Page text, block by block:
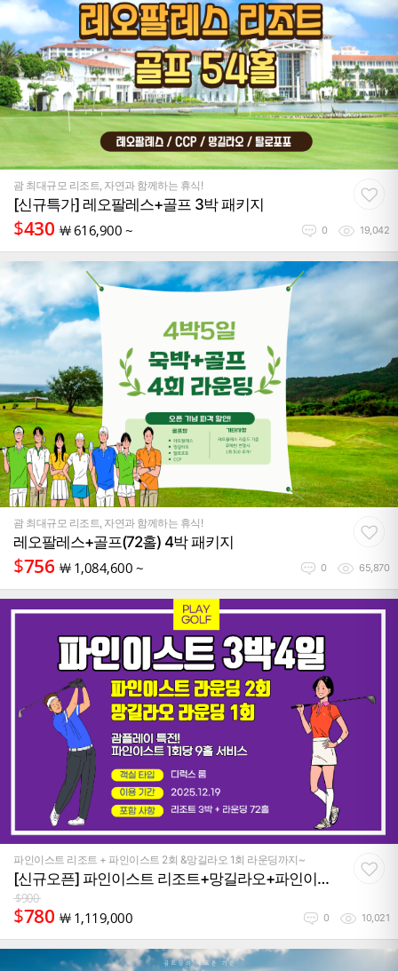
괌 최대규모 리조트, 자연과 함께하는 휴식!
[신규특가] 레오팔레스+골프 3박 패키지
$430 ￦616,900 ~ 0 19,042
괌 최대규모 리조트, 자연과 함께하는 휴식!
레오팔레스+골프(72홀) 4박 패키지
$756 ￦ 1,084,600 ~ 0 65,870
파인이스트 리조트 + 파인이스트 2회 &망길라오 1회 라운딩까지~
[신규오픈] 파인이스트 리조트+망길라오+파인이스
트 골프패키지 (3박4일)
$900
$780 ￦ 1,119,000 0 10,021